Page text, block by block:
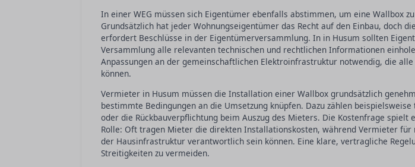
In einer WEG müssen sich Eigentümer ebenfalls abstimmen, um eine Wallbox
Grundsätzlich hat jeder Wohnungseigentümer das Recht auf den Einbau, doch
erfordert Beschlüsse in der Eigentümerversammlung. In in Husum sollten
Versammlung alle relevanten technischen und rechtlichen Informationen
Anpassungen an der gemeinschaftlichen Elektroinfrastruktur notwendig, die
können.
Vermieter in Husum müssen die Installation einer Wallbox grundsätzlich
bestimmte Bedingungen an die Umsetzung knüpfen. Dazu zählen
oder die Rückbauverpflichtung beim Auszug des Mieters. Die Kostenfrage spielt
Rolle: Oft tragen Mieter die direkten Installationskosten, während Vermieter für
der Hausinfrastruktur verantwortlich sein können. Eine klare, vertragliche
Streitigkeiten zu vermeiden.